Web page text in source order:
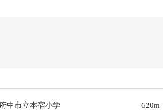
府中市立本宿小学 620m